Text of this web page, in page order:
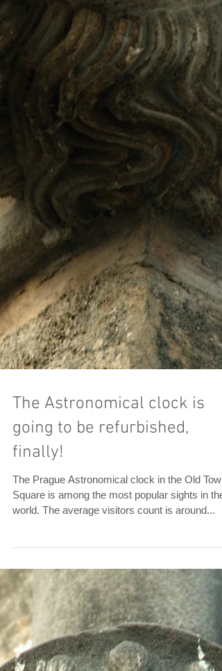
The Astronomical clock is
going to be refurbished,
finally!
The Prague Astronomical clock in the Old Town
Square is among the most popular sights in the